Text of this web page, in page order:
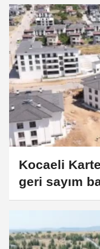
Kocaeli
geri sayım